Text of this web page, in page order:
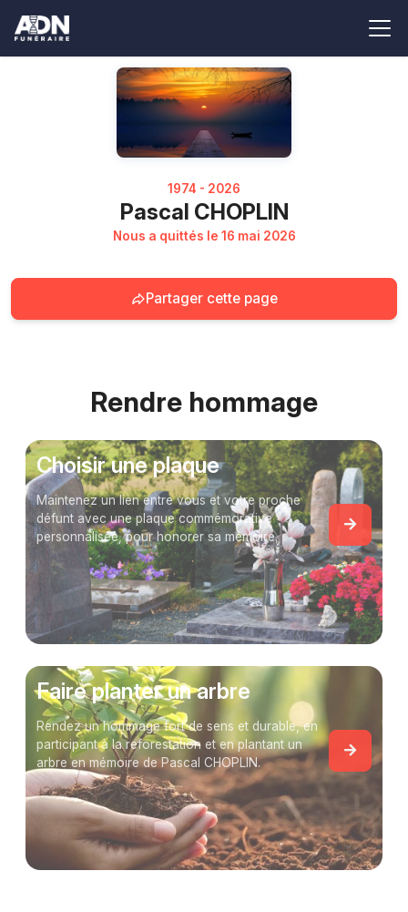
1974 - 2026
Pascal CHOPLIN
Nous a quittés le 16 mai 2026
Partager cette page
Rendre hommage
Choisir une plaque
Maintenez un lien entre vous et votre proche
défunt avec une plaque commémorative
personnalisée, pour honorer sa mémoire.
Faire planter un arbre
Rendez un hommage fort de sens et durable, en
participant à la reforestation et en plantant un
arbre en mémoire de Pascal CHOPLIN.